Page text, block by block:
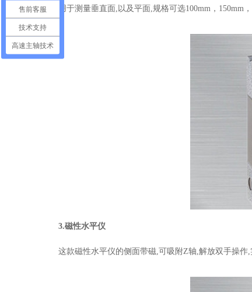
用于测量垂直面,以及平面,规格可选100mm，150mm，
3.磁性水平仪
这款磁性水平仪的侧面带磁,可吸附Z轴,解放双手操作,
售前客服
技术支持
高速主轴技术